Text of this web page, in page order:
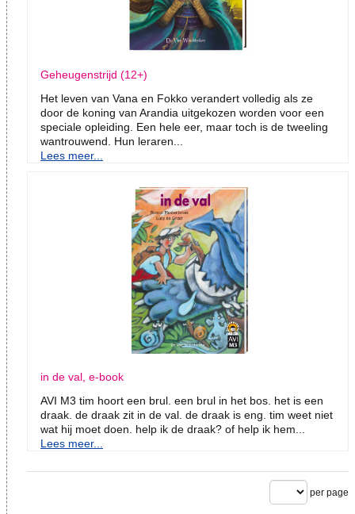
Geheugenstrijd (12+)
Het leven van Vana en Fokko verandert volledig als ze
door de koning van Arandia uitgekozen worden voor een
speciale opleiding. Een hele eer, maar toch is de tweeling
wantrouwend. Hun leraren...
Lees meer...
in de val, e-book
AVI M3 tim hoort een brul. een brul in het bos. het is een
draak. de draak zit in de val. de draak is eng. tim weet niet
wat hij moet doen. help ik de draak? of help ik hem...
Lees meer...
per page